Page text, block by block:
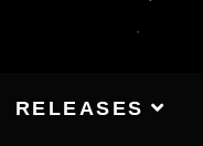
RELEASES